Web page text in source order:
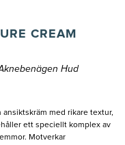
CREAM
Hud
ansiktskräm med rikare textur,
ett speciellt komplex av
Motverkar